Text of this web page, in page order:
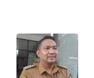
WN
KALTENG